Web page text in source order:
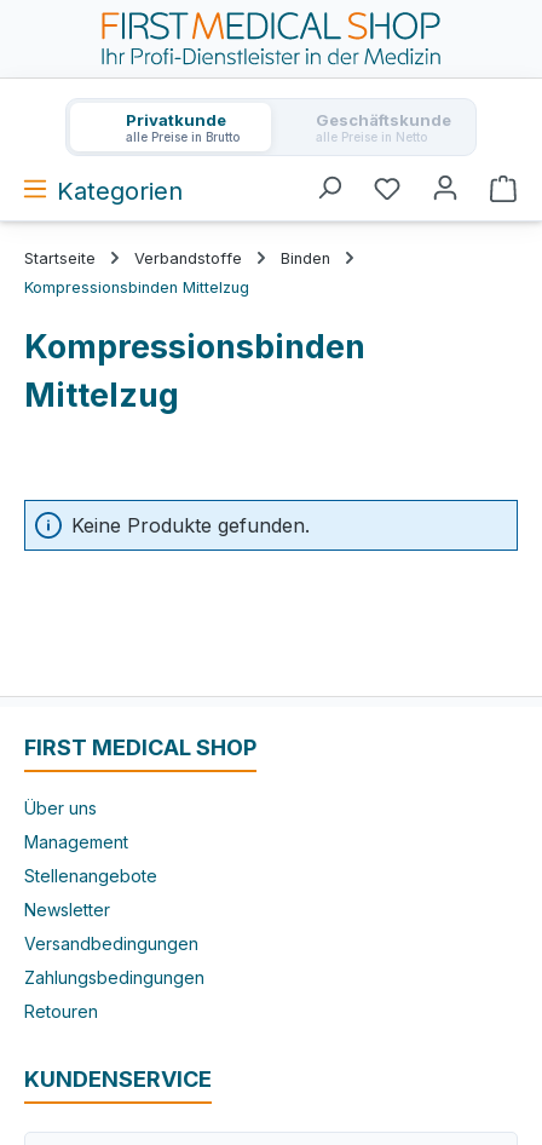
Zum Hauptinhalt springen
Privatkunde
alle Preise in Brutto
Geschäftskunde
alle Preise in Netto
Kategorien
Startseite Verbandstoffe
Binden
Kompressionsbinden Mittelzug
Kompressionsbinden
Mittelzug
Keine Produkte gefunden.
FIRST MEDICAL SHOP
Über uns
Management
Stellenangebote
Newsletter
Versandbedingungen
Zahlungsbedingungen
Retouren
KUNDENSERVICE